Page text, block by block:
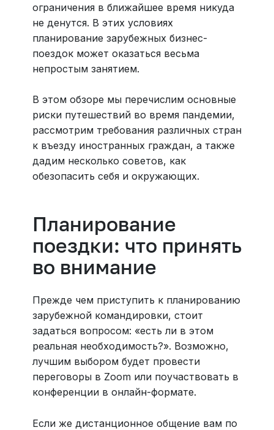
ограничения в ближайшее время никуда
не денутся. В этих условиях
планирование зарубежных бизнес-
поездок может оказаться весьма
непростым занятием.
В этом обзоре мы перечислим основные
риски путешествий во время пандемии,
рассмотрим требования различных стран
к въезду иностранных граждан, а также
дадим несколько советов, как
обезопасить себя и окружающих.
Планирование
поездки: что принять
во внимание
Прежде чем приступить к планированию
зарубежной командировки, стоит
задаться вопросом: «есть ли в этом
реальная необходимость?». Возможно,
лучшим выбором будет провести
переговоры в Zoom или поучаствовать в
конференции в онлайн-формате.
Если же дистанционное общение вам по